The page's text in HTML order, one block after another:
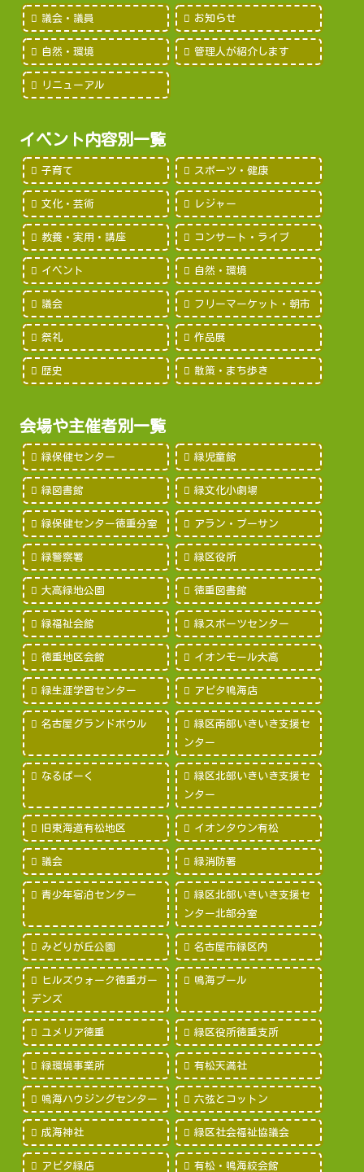
議会・議員 お知らせ
自然・環境 管理人が紹介します
リニューアル
イベント内容別一覧
子育て スポーツ・健康
文化・芸術 レジャー
教養・実用・講座 コンサート・ライブ
イベント 自然・環境
議会 フリーマーケット・朝市
祭礼 作品展
歴史 散策・まち歩き
会場や主催者別一覧
緑保健センター 緑児童館
緑図書館 緑文化小劇場
緑保健センター徳重分室 アラン・プーサン
緑警察署 緑区役所
大高緑地公園 徳重図書館
緑福祉会館 緑スポーツセンター
徳重地区会館 イオンモール大高
緑生涯学習センター アピタ鳴海店
名古屋グランドボウル
緑区南部いきいき支援セ
ンター
なるぱーく
緑区北部いきいき支援セ
ンター
旧東海道有松地区 イオンタウン有松
議会 緑消防署
青少年宿泊センター
緑区北部いきいき支援セ
ンター北部分室
みどりが丘公園 名古屋市緑区内
ヒルズウォーク徳重ガー
デンズ
鳴海プール
ユメリア徳重 緑区役所徳重支所
緑環境事業所 有松天満社
鳴海ハウジングセンター 六弦とコットン
成海神社 緑区社会福祉協議会
アピタ緑店 有松・鳴海絞会館